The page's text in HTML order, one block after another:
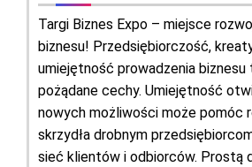
Targi Biznes Expo – miejsce
biznesu! Przedsiębiorczość,
umiejętność prowadzenia
pożądane cechy. Umiejętność
nowych możliwości może pomóc
skrzydła drobnym
sieć klientów i odbiorców. Prostą